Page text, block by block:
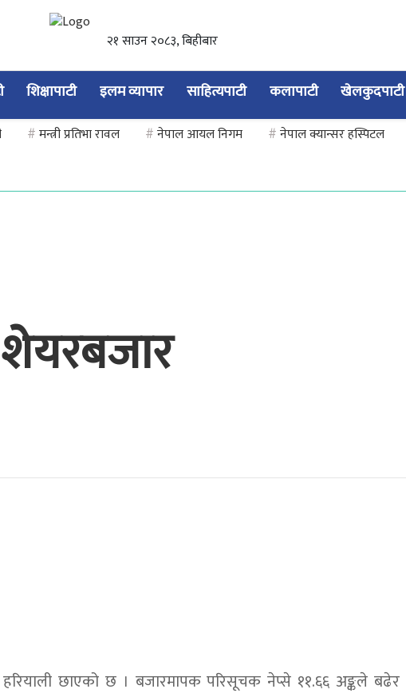
२१ साउन २०८३, बिहीबार
शिक्षापाटी इलम व्यापार साहित्यपाटी कलापाटी खेलकुदपाटी
#मन्त्री प्रतिभा रावल #नेपाल आयल निगम #नेपाल क्यान्सर हस्पिटल
छाएको छ । बजारमापक परिसूचक नेप्से ११.६६ अङ्कले बढेर